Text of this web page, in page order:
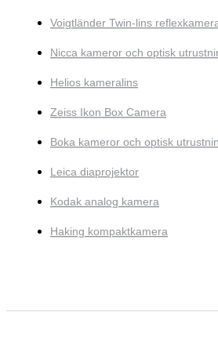
Voigtländer Twin-lins
Nicca kameror och optisk
Helios kameralins
Zeiss Ikon Box Camera
Boka kameror och optisk
Leica diaprojektor
Kodak analog kamera
Haking kompaktkamera